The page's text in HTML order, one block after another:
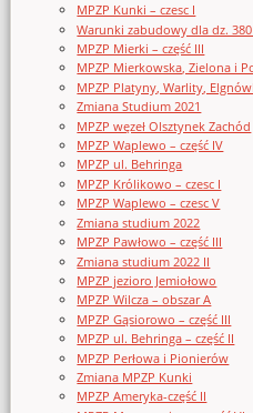
MPZP Kunki – czesc I
Warunki zabudowy dla dz.
MPZP Mierki – część III
MPZP Mierkowska, Zielona i
MPZP Platyny, Warlity,
Zmiana Studium 2021
MPZP węzeł Olsztynek Zachód
MPZP Waplewo – część IV
MPZP ul. Behringa
MPZP Królikowo – czesc I
MPZP Waplewo – czesc V
Zmiana studium 2022
MPZP Pawłowo – część III
Zmiana studium 2022 II
MPZP jezioro Jemiołowo
MPZP Wilcza – obszar A
MPZP Gąsiorowo – część III
MPZP ul. Behringa – część II
MPZP Perłowa i Pionierów
Zmiana MPZP Kunki
MPZP Ameryka-część II